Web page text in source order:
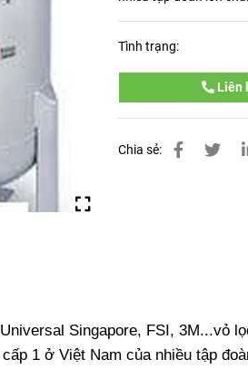
Tình trạng:
Liên
Chia sẻ:
Singapore, FSI, 3M...vỏ
1 ở Việt Nam của nhiều tập